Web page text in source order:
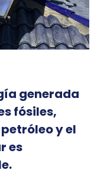
generada
fósiles,
y el
es